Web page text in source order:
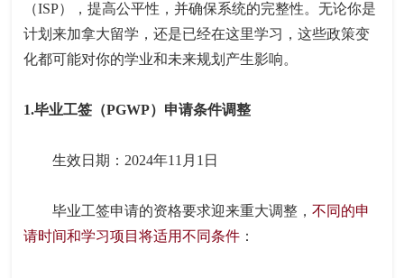
（ISP），提高公平性，并确保系统的完整性。无论你是
计划来加拿大留学，还是已经在这里学习，这些政策变
化都可能对你的学业和未来规划产生影响。
1.毕业工签（PGWP）申请条件调整
生效日期：2024年11月1日
毕业工签申请的资格要求迎来重大调整，不同的申
请时间和学习项目将适用不同条件 ：